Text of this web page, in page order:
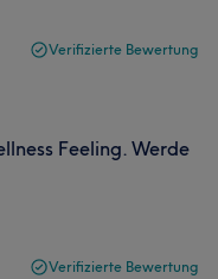
Verifizierte Bewertung
Feeling. Werde
Verifizierte Bewertung